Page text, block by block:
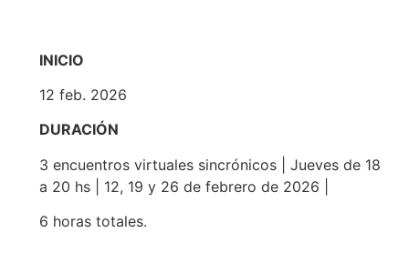
INICIO
12 feb. 2026
DURACIÓN
3 encuentros virtuales sincrónicos | Jueves de 18
a 20 hs | 12, 19 y 26 de febrero de 2026 |
6 horas totales.